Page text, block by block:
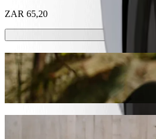
ZAR 65,20
Scooterlar veya E-
Mthatha içinde Scooterlar veya E-
Uygulamayı indir
Bolt araç çağırma ile